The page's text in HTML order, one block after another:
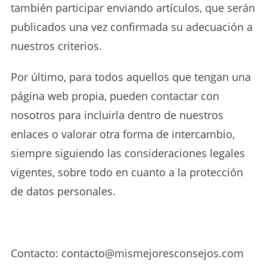
también participar enviando artículos, que serán
publicados una vez confirmada su adecuación a
nuestros criterios.
Por último, para todos aquellos que tengan una
página web propia, pueden contactar con
nosotros para incluirla dentro de nuestros
enlaces o valorar otra forma de intercambio,
siempre siguiendo las consideraciones legales
vigentes, sobre todo en cuanto a la protección
de datos personales.
Contacto: contacto@mismejoresconsejos.com